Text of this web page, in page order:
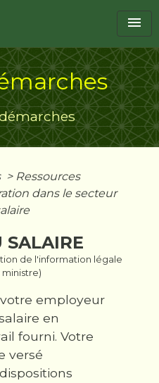
menu
> Ressources
dans le secteur
SALAIRE
de l'information légale
employeur
en
fourni. Votre
versé